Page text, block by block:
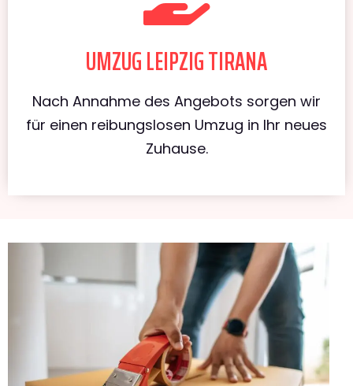
UMZUG LEIPZIG TIRANA
Nach Annahme des Angebots sorgen wir
für einen reibungslosen Umzug in Ihr neues
Zuhause.